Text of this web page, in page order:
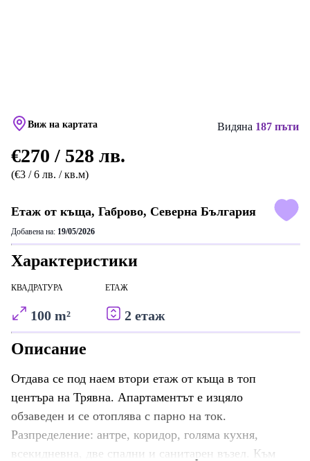
Виж на картата Видяна 187 пъти
€270 / 528 лв.
(€3 / 6 лв. / кв.м)
Етаж от къща, Габрово, Северна България
Добавена на: 19/05/2026
Характеристики
КВАДРАТУРА
100 m²
ЕТАЖ
2 етаж
Описание
Отдава се под наем втори етаж от къща в топ
центъра на Трявна. Апартаментът е изцяло
обзаведен и се отоплява с парно на ток.
Разпределение: антре, коридор, голяма кухня,
всекидневна, две спални и санитарен възел. Към